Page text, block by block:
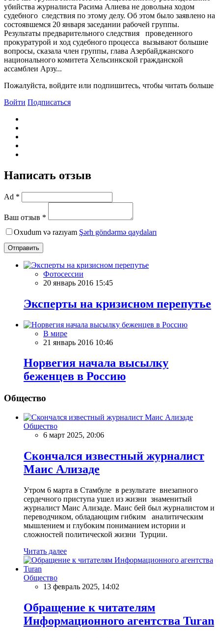
убийства журналиста Расима Алиева не довольна ходом
судебного следствия по этому делу. Об этом было заявлено на
состоявшемся 20 января заседании рабочей группы.
Результаты предварительного следствия проведенного
прокуратурой и ход судебного процесса вызывают большие
вопросы, сказала член группы, глава Азербайджанского
национального комитета Хельсинкской гражданской
ассамблеи Арзу...
Пожалуйста, войдите или подпишитесь, чтобы читать больше
Войти Подписаться
Написать отзыв
Ad *
Ваш отзыв *
Oxudum və razıyam Şərh göndərmə qaydaları
Отправить
Фотосессии
20 январь 2016 15:45
Эксперты на кризисном перепутье
В мире
21 январь 2016 10:46
Норвегия начала высылку
беженцев в Россию
Общество
Общество
6 март 2025, 20:06
Скончался известный журналист
Маис Ализаде
Утром 6 марта в Стамбуле в результате внезапного
сердечного приступа ушел из жизни знаменитый
журналист Маис Ализаде. Маис бей был журналистом и
переводчиком, обладающим гибким аналитическим
мышлением и глубоким пониманием истории и
сложностей политической жизни Турции.
Читать далее
Общество
13 февраль 2025, 14:02
Обращение к читателям
Информационного агентства Turan